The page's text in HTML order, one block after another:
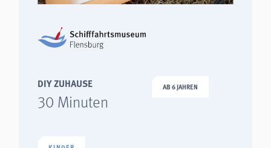
DIY ZUHAUSE
30 Minuten
AB 6 JAHREN